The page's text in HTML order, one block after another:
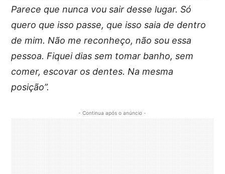
Parece que nunca vou sair desse lugar. Só
quero que isso passe, que isso saia de dentro
de mim. Não me reconheço, não sou essa
pessoa. Fiquei dias sem tomar banho, sem
comer, escovar os dentes. Na mesma
posição”.
- Continua após o anúncio -